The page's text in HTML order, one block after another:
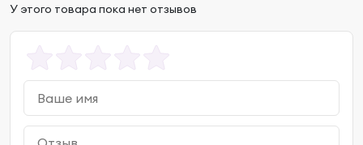
У этого товара пока нет отзывов